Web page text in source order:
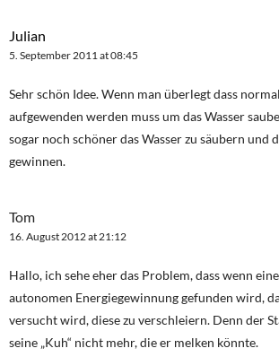
Julian
5. September 2011 at 08:45
Sehr schön Idee. Wenn man überlegt dass
aufgewenden werden muss um das Wasser
sogar noch schöner das Wasser zu säubern und
gewinnen.
Tom
16. August 2012 at 21:12
Hallo, ich sehe eher das Problem, dass wenn
autonomen Energiegewinnung gefunden wird,
versucht wird, diese zu verschleiern. Denn der
seine „Kuh“ nicht mehr, die er melken könnte.